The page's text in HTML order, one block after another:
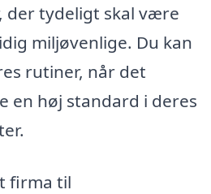
der tydeligt skal være
miljøvenlige. Du kan
rutiner, når det
en høj standard i deres
firma til